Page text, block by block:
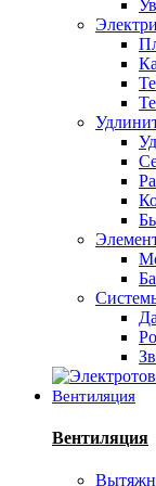
Вентиляция
Вентиляция